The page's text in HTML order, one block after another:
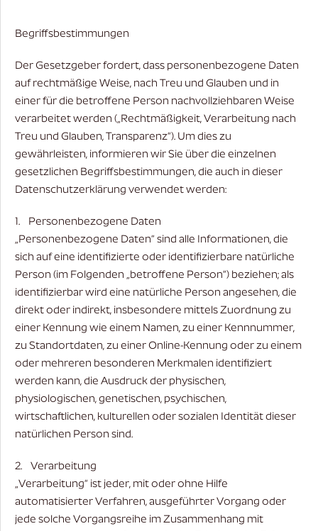
Begriffsbestimmungen
Der Gesetzgeber fordert, dass personenbezogene Daten
auf rechtmäßige Weise, nach Treu und Glauben und in
einer für die betroffene Person nachvollziehbaren Weise
verarbeitet werden („Rechtmäßigkeit, Verarbeitung nach
Treu und Glauben, Transparenz“). Um dies zu
gewährleisten, informieren wir Sie über die einzelnen
gesetzlichen Begriffsbestimmungen, die auch in dieser
Datenschutzerklärung verwendet werden:
1. Personenbezogene Daten
„Personenbezogene Daten“ sind alle Informationen, die
sich auf eine identifizierte oder identifizierbare natürliche
Person (im Folgenden „betroffene Person“) beziehen; als
identifizierbar wird eine natürliche Person angesehen, die
direkt oder indirekt, insbesondere mittels Zuordnung zu
einer Kennung wie einem Namen, zu einer Kennnummer,
zu Standortdaten, zu einer Online-Kennung oder zu einem
oder mehreren besonderen Merkmalen identifiziert
werden kann, die Ausdruck der physischen,
physiologischen, genetischen, psychischen,
wirtschaftlichen, kulturellen oder sozialen Identität dieser
natürlichen Person sind.
2. Verarbeitung
„Verarbeitung“ ist jeder, mit oder ohne Hilfe
automatisierter Verfahren, ausgeführter Vorgang oder
jede solche Vorgangsreihe im Zusammenhang mit